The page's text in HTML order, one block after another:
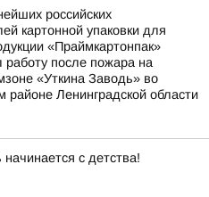
российских
картонной упаковки для
«Праймкартонпак»
работу после пожара на
«Уткина Заводь» во
районе Ленинградской области
начинается с детства!